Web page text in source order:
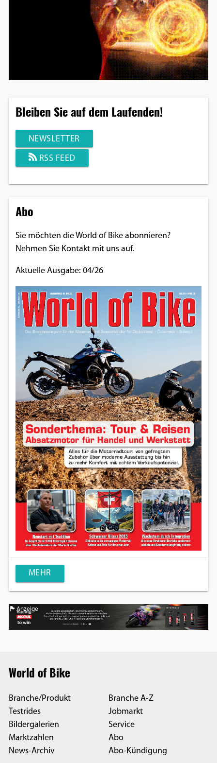
Bleiben Sie auf dem Laufenden!
NEWSLETTER
RSS FEED
Abo
Sie möchten die World of Bike abonnieren?
Nehmen Sie Kontakt mit uns auf.
Aktuelle Ausgabe: 04/26
MEHR
Anzeige
World of Bike
Branche/Produkt
Testrides
Bildergalerien
Marktzahlen
News-Archiv
Branche A-Z
Jobmarkt
Service
Abo
Abo-Kündigung